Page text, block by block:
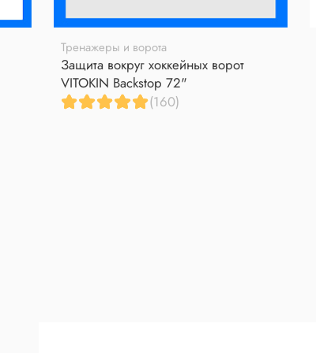
Тренажеры и ворота
Защита вокруг хоккейных ворот
VITOKIN Backstop 72"
(160)